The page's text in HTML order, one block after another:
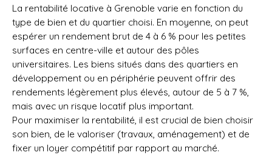
La rentabilité locative à Grenoble varie en fonction du
type de bien et du quartier choisi. En moyenne, on peut
espérer un rendement brut de 4 à 6 % pour les petites
surfaces en centre-ville et autour des pôles
universitaires. Les biens situés dans des quartiers en
développement ou en périphérie peuvent offrir des
rendements légèrement plus élevés, autour de 5 à 7 %,
mais avec un risque locatif plus important.
Pour maximiser la rentabilité, il est crucial de bien choisir
son bien, de le valoriser (travaux, aménagement) et de
fixer un loyer compétitif par rapport au marché.